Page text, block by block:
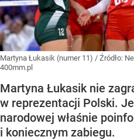
Martyna Łukasik (numer 11) / Źródło:
400mm.pl
Martyna Łukasik nie
w reprezentacji Polski.
narodowej właśnie
i koniecznym zabiegu.